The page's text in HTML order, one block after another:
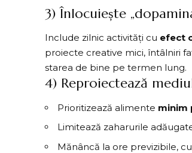
3) Înlocuiește
Include zilnic activități cu efect
proiecte creative mici, întâlniri
starea de bine pe termen lung.
4) Reproiectează
Prioritizează alimente minim
Limitează zaharurile
Mănâncă la ore previzibile,